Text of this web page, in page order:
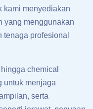
kami menyediakan
yang menggunakan
profesional
chemical
untuk menjaga
serta